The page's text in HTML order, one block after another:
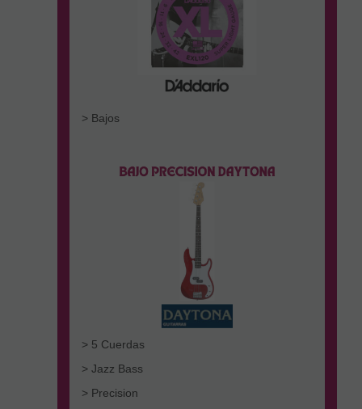
> Bajos
> 5 Cuerdas
> Jazz Bass
> Precision